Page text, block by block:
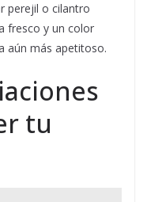
perejil o cilantro
fresco y un color
aún más apetitoso.
tu